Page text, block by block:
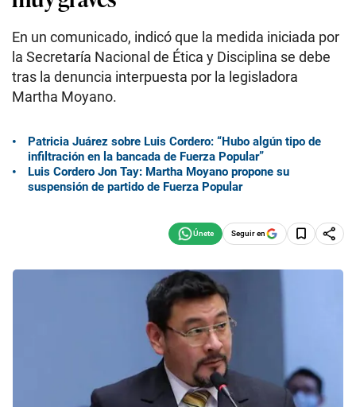
En un comunicado, indicó que la medida iniciada por
la Secretaría Nacional de Ética y Disciplina se debe
tras la denuncia interpuesta por la legisladora
Martha Moyano.
Patricia Juárez sobre Luis Cordero: “Hubo algún tipo de
infiltración en la bancada de Fuerza Popular”
Luis Cordero Jon Tay: Martha Moyano propone su
suspensión de partido de Fuerza Popular
Seguir en